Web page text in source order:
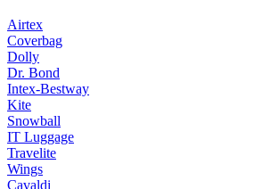
Airtex
Coverbag
Dolly
Dr. Bond
Intex-Bestway
Kite
Snowball
IT Luggage
Travelite
Wings
Cavaldi